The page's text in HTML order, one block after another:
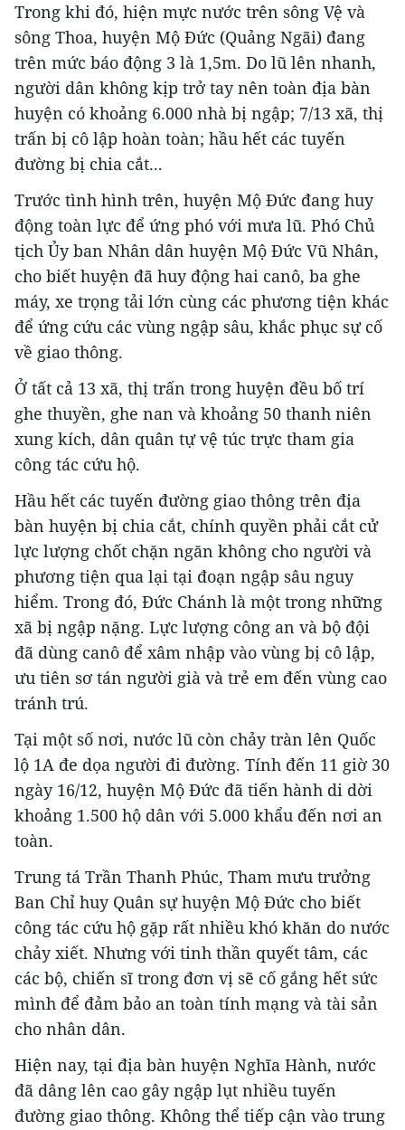
Trong khi đó, hiện mực nước trên sông Vệ và
sông Thoa, huyện Mộ Đức (Quảng Ngãi) đang
trên mức báo động 3 là 1,5m. Do lũ lên nhanh,
người dân không kịp trở tay nên toàn địa bàn
huyện có khoảng 6.000 nhà bị ngập; 7/13 xã, thị
trấn bị cô lập hoàn toàn; hầu hết các tuyến
đường bị chia cắt...
Trước tình hình trên, huyện Mộ Đức đang huy
động toàn lực để ứng phó với mưa lũ. Phó Chủ
tịch Ủy ban Nhân dân huyện Mộ Đức Vũ Nhân,
cho biết huyện đã huy động hai canô, ba ghe
máy, xe trọng tải lớn cùng các phương tiện khác
để ứng cứu các vùng ngập sâu, khắc phục sự cố
về giao thông.
Ở tất cả 13 xã, thị trấn trong huyện đều bố trí
ghe thuyền, ghe nan và khoảng 50 thanh niên
xung kích, dân quân tự vệ túc trực tham gia
công tác cứu hộ.
Hầu hết các tuyến đường giao thông trên địa
bàn huyện bị chia cắt, chính quyền phải cắt cử
lực lượng chốt chặn ngăn không cho người và
phương tiện qua lại tại đoạn ngập sâu nguy
hiểm. Trong đó, Đức Chánh là một trong những
xã bị ngập nặng. Lực lượng công an và bộ đội
đã dùng canô để xâm nhập vào vùng bị cô lập,
ưu tiên sơ tán người già và trẻ em đến vùng cao
tránh trú.
Tại một số nơi, nước lũ còn chảy tràn lên Quốc
lộ 1A đe dọa người đi đường. Tính đến 11 giờ 30
ngày 16/12, huyện Mộ Đức đã tiến hành di dời
khoảng 1.500 hộ dân với 5.000 khẩu đến nơi an
toàn.
Trung tá Trần Thanh Phúc, Tham mưu trưởng
Ban Chỉ huy Quân sự huyện Mộ Đức cho biết
công tác cứu hộ gặp rất nhiều khó khăn do nước
chảy xiết. Nhưng với tinh thần quyết tâm, các
các bộ, chiến sĩ trong đơn vị sẽ cố gắng hết sức
mình để đảm bảo an toàn tính mạng và tài sản
cho nhân dân.
Hiện nay, tại địa bàn huyện Nghĩa Hành, nước
đã dâng lên cao gây ngập lụt nhiều tuyến
đường giao thông. Không thể tiếp cận vào trung